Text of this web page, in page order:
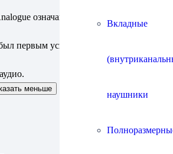
Вкладные
наушники
означают двадцать лет Puccini —
первым усилителем Audio Analogue
меньше